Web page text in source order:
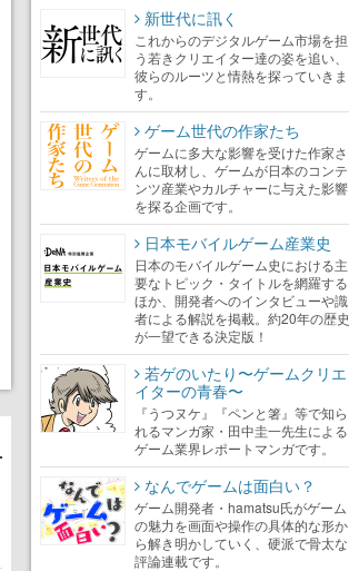
新世代に訊く
これからのデジタルゲーム市場を担
う若きクリエイター達の姿を追い、
彼らのルーツと情熱を探っていきま
す。
ゲーム世代の作家たち
ゲームに多大な影響を受けた作家さ
んに取材し、ゲームが日本のコンテ
ンツ産業やカルチャーに与えた影響
を探る企画です。
日本モバイルゲーム産業史
日本のモバイルゲーム史における主
要なトピック・タイトルを網羅する
ほか、開発者へのインタビューや識
者による解説を掲載。約20年の歴史
が一望できる決定版！
若ゲのいたり〜ゲームクリエ
イターの青春〜
『うつヌケ』『ペンと箸』等で知ら
れるマンガ家・田中圭一先生による
ゲーム業界レポートマンガです。
なんでゲームは面白い？
ゲーム開発者・hamatsu氏がゲーム
の魅力を画面や操作の具体的な形か
ら解き明かしていく、硬派で骨太な
評論連載です。